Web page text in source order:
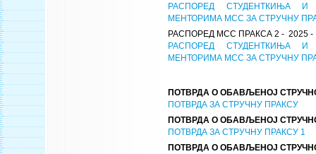
РАСПОРЕД СТУДЕНТКИЊА И
МЕНТОРИМА МСС ЗА СТРУЧНУ
РАСПОРЕД МСС ПРАКСА 2 - 2025 -
РАСПОРЕД СТУДЕНТКИЊА И
МЕНТОРИМА МСС ЗА СТРУЧНУ
ПОТВРДА О ОБАВЉЕНОЈ
ПОТВРДА ЗА СТРУЧНУ ПРАКСУ
ПОТВРДА О ОБАВЉЕНОЈ
ПОТВРДА ЗА СТРУЧНУ ПРАКСУ 1
ПОТВРДА О ОБАВЉЕНОЈ